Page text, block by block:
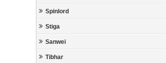
Spinlord
Stiga
Sanwei
Tibhar